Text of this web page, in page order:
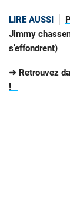
LIRE AUSSI
Jimmy
s’effondrent)
➜ Retrouvez
!